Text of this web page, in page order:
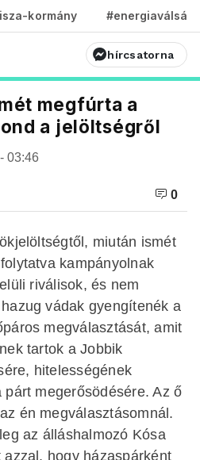
kormány #energiaválság
hírcsatorna
megfúrta a
a jelöltségről
03:46
0
miután ismét
kampányolnak
riválisok, és nem
vádak gyengítenék a
megválasztását, amit
tartok a Jobbik
hitelességének
megerősödésére. Az ő
én megválasztásomnál.
az álláshalmozó Kósa
hogy házaspárként